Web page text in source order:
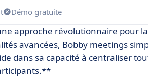
Démo gratuite
approche révolutionnaire pour
avancées, Bobby meetings
dans sa capacité à centraliser